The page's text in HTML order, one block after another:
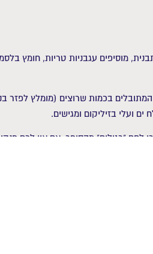
מוסיפים עגבניות טריות, חומץ
בכמות שרוצים (מומלץ לפזר
ועלי בזיליקום ומגישים.
לחם "רגילים" מהסופר. אם אין לכם